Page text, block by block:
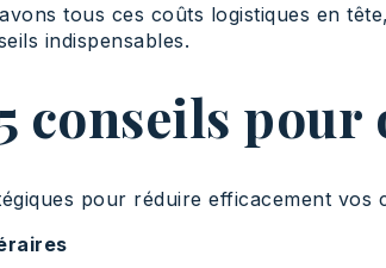
tous ces coûts logistiques en
indispensables.
conseils
pour réduire efficacement vos